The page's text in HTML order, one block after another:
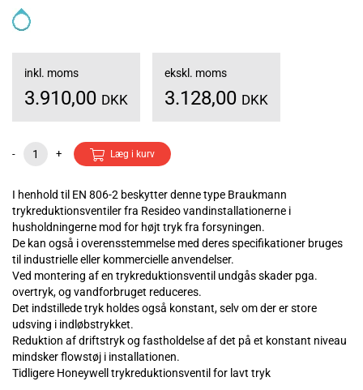
inkl. moms
3.910,00 DKK
ekskl. moms
3.128,00 DKK
- + Læg i kurv
I henhold til EN 806-2 beskytter denne type Braukmann
trykreduktionsventiler fra Resideo vandinstallationerne i
husholdningerne mod for højt tryk fra forsyningen.
De kan også i overensstemmelse med deres specifikationer bruges
til industrielle eller kommercielle anvendelser.
Ved montering af en trykreduktionsventil undgås skader pga.
overtryk, og vandforbruget reduceres.
Det indstillede tryk holdes også konstant, selv om der er store
udsving i indløbstrykket.
Reduktion af driftstryk og fastholdelse af det på et konstant niveau
mindsker flowstøj i installationen.
Tidligere Honeywell trykreduktionsventil for lavt tryk